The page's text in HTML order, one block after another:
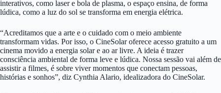
interativos, como laser e bola de plasma, o espaço ensina, de forma
lúdica, como a luz do sol se transforma em energia elétrica.
“Acreditamos que a arte e o cuidado com o meio ambiente
transformam vidas. Por isso, o CineSolar oferece acesso gratuito a um
cinema movido a energia solar e ao ar livre. A ideia é trazer
consciência ambiental de forma leve e lúdica. Nossa sessão vai além de
assistir a filmes, é sobre viver momentos que conectam pessoas,
histórias e sonhos”, diz Cynthia Alario, idealizadora do CineSolar.